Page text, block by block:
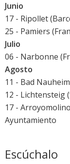
Junio
17 - Ripollet
25 - Pamiers
Julio
06 - Narbonne
Agosto
11 - Bad
12 - Lichtensteig
17 -
Ayuntamiento
Escúchalo